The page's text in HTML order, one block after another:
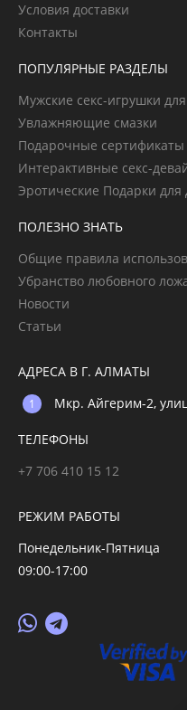
Условия доставки
Контакты
ПОПУЛЯРНЫЕ РАЗДЕЛЫ
Мужские секс-игрушки
Увлажняющие смазки
Подарочные сертификаты
Интерактивные секс-
Эротические Подарки для
ПОЛЕЗНО ЗНАТЬ
Общие правила
Убранство любовного
Новости
Статьи
АДРЕСА В Г. АЛМАТЫ
Мкр. Айгерим-2,
ТЕЛЕФОНЫ
+7 706 410 15 12
РЕЖИМ РАБОТЫ
Понедельник-Пятница
09:00-17:00